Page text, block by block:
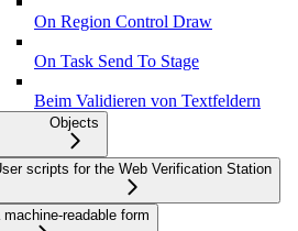
On Region Control Draw
On Task Send To Stage
Beim Validieren von Textfeldern
Objects
scripts for the Web Verification Station
readable form